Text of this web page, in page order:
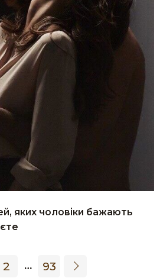
яких чоловіки бажають
2 … 93